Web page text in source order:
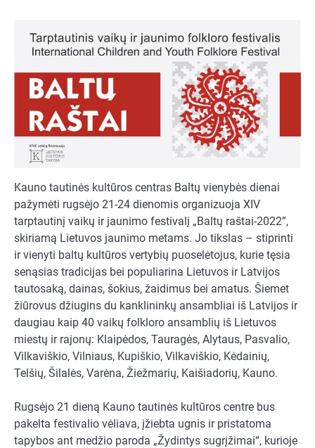
Kauno tautinės kultūros centras Baltų vienybės dienai
pažymėti rugsėjo 21-24 dienomis organizuoja XIV
tarptautinį vaikų ir jaunimo festivalį „Baltų raštai-2022”,
skiriamą Lietuvos jaunimo metams. Jo tikslas – stiprinti
ir vienyti baltų kultūros vertybių puoselėtojus, kurie tęsia
senąsias tradicijas bei populiarina Lietuvos ir Latvijos
tautosaką, dainas, šokius, žaidimus bei amatus. Šiemet
žiūrovus džiugins du kanklininkų ansambliai iš Latvijos ir
daugiau kaip 40 vaikų folkloro ansamblių iš Lietuvos
miestų ir rajonų: Klaipėdos, Tauragės, Alytaus, Pasvalio,
Vilkaviškio, Vilniaus, Kupiškio, Vilkaviškio, Kėdainių,
Telšių, Šilalės, Varėna, Žiežmarių, Kaišiadorių, Kauno.
Rugsėjo 21 dieną Kauno tautinės kultūros centre bus
pakelta festivalio vėliava, įžiebta ugnis ir pristatoma
tapybos ant medžio paroda „Žydintys sugrįžimai“, kurioje